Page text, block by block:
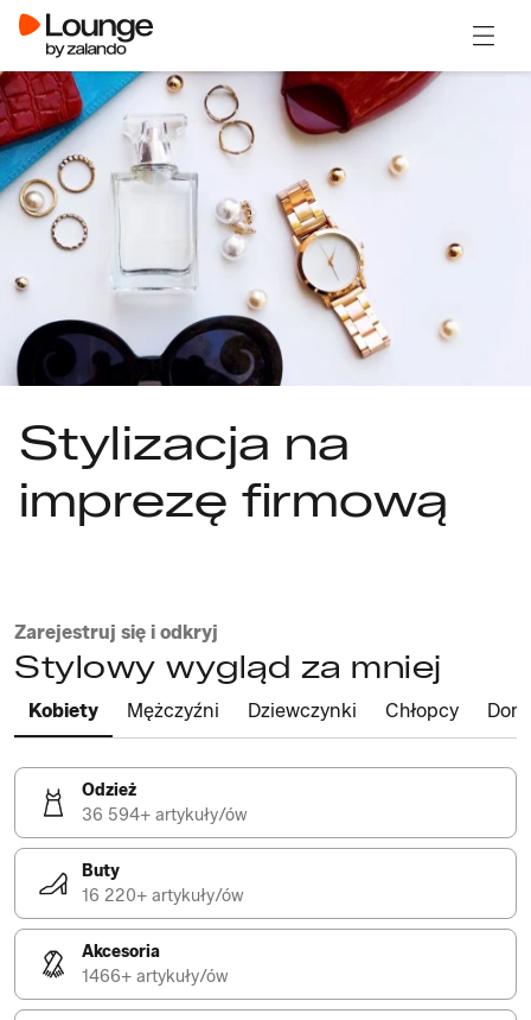
Stylizacja na
imprezę firmową
Zarejestruj się i odkryj
Stylowy wygląd za mniej
Kobiety Mężczyźni Dziewczynki Chłopcy Dom
Odzież
36 594+ artykuły/ów
Buty
16 220+ artykuły/ów
Akcesoria
1466+ artykuły/ów